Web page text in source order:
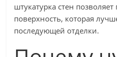
штукатурка стен
поверхность, которая
последующей отделки.